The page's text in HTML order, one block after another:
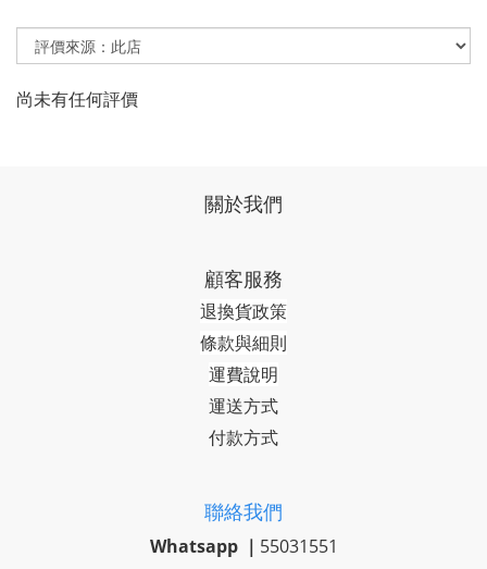
尚未有任何評價
關於我們
顧客服務
退換貨政策
條款與細則
運費說明
運送方式
付款方式
聯絡我們
Whatsapp ｜ 55031551